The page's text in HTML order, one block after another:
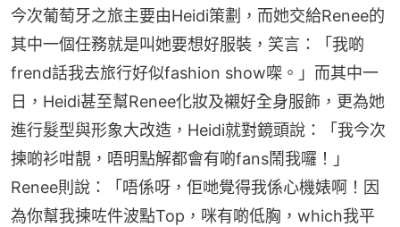
今次葡萄牙之旅主要由Heidi策劃，而她交給Renee的
其中一個任務就是叫她要想好服裝，笑言：「我啲
frend話我去旅行好似fashion show㗎。」而其中一
日，Heidi甚至幫Renee化妝及襯好全身服飾，更為她
進行髮型與形象大改造，Heidi就對鏡頭說：「我今次
揀啲衫咁靚，唔明點解都會有啲fans鬧我囉！」
Renee則說：「唔係呀，佢哋覺得我係心機婊啊！因
為你幫我揀咗件波點Top，咪有啲低胸，which我平